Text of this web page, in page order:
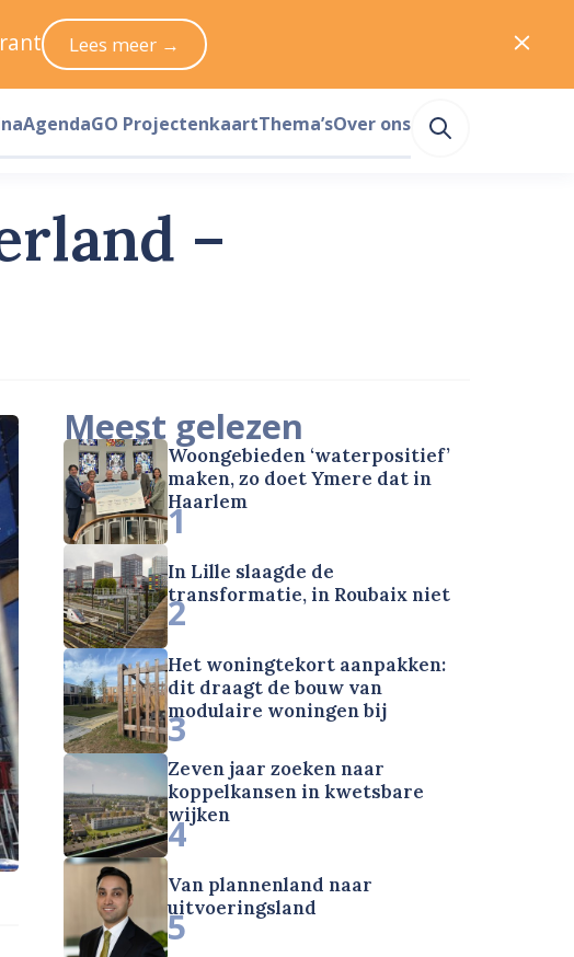
–
Meest gelezen
Woongebieden ‘waterpositief’
maken, zo doet Ymere dat in
Haarlem
1
In Lille slaagde de
transformatie, in Roubaix niet
2
Het woningtekort aanpakken:
dit draagt de bouw van
modulaire woningen bij
3
Zeven jaar zoeken naar
koppelkansen in kwetsbare
wijken
4
Van plannenland naar
uitvoeringsland
5
Lees meer →
AgendaGO ProjectenkaartThema’sOver ons